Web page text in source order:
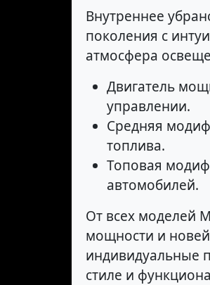
Внутреннее
поколения с
атмосфера
Двигатель
управлении.
Средняя
топлива.
Топовая
автомобилей.
От всех моделей
мощности и
индивидуальные
стиле и